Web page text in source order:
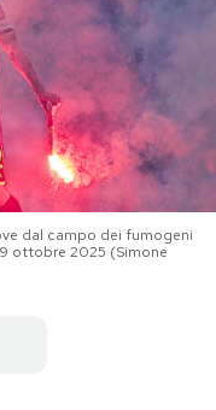
calcio 2026
dal campo dei fumogeni
ottobre 2025 (Simone